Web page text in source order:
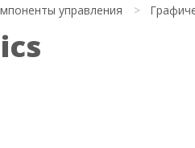
управления >